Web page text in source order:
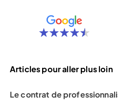
Articles pour aller plus loin
Le contrat de